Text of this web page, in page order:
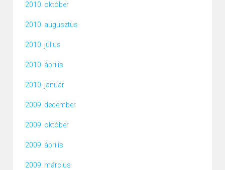
2010. október
2010. augusztus
2010. július
2010. április
2010. január
2009. december
2009. október
2009. április
2009. március